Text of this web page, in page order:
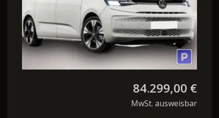
84.299,00 €
MwSt. ausweisbar